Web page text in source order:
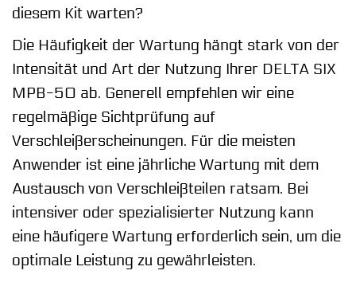
diesem Kit warten?
Die Häufigkeit der Wartung hängt stark von der
Intensität und Art der Nutzung Ihrer DELTA SIX
MPB-50 ab. Generell empfehlen wir eine
regelmäßige Sichtprüfung auf
Verschleißerscheinungen. Für die meisten
Anwender ist eine jährliche Wartung mit dem
Austausch von Verschleißteilen ratsam. Bei
intensiver oder spezialisierter Nutzung kann
eine häufigere Wartung erforderlich sein, um die
optimale Leistung zu gewährleisten.